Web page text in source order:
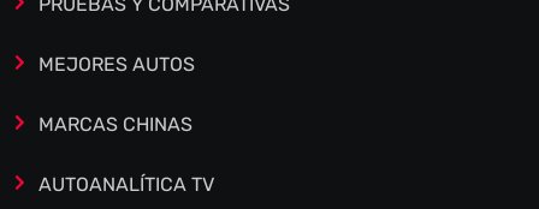
MEJORES AUTOS
MARCAS CHINAS
AUTOANALÍTICA TV